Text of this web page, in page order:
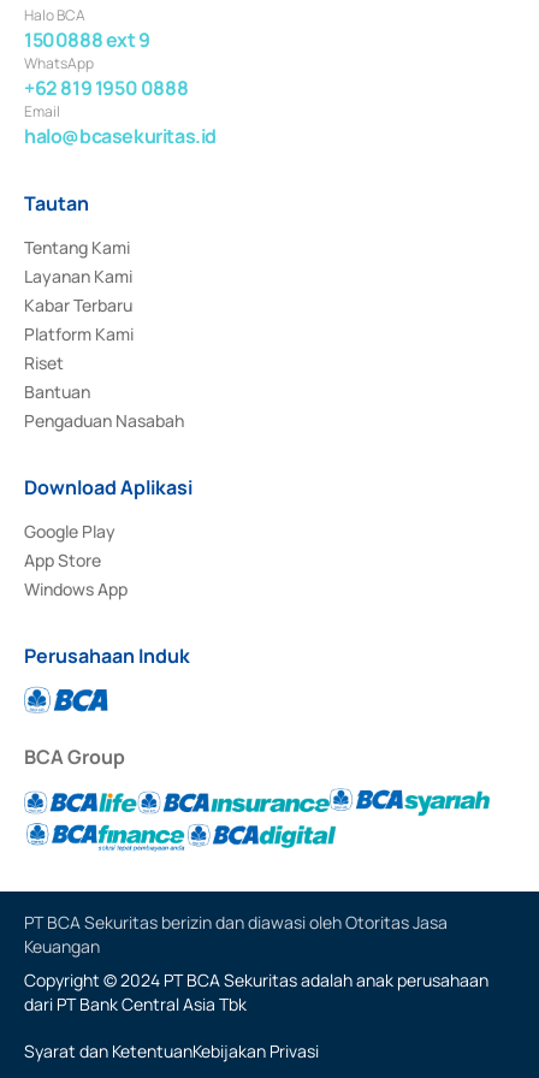
Halo BCA
1500888 ext 9
WhatsApp
+62 819 1950 0888
Email
halo@bcasekuritas.id
Tautan
Tentang Kami
Layanan Kami
Kabar Terbaru
Platform Kami
Riset
Bantuan
Pengaduan Nasabah
Download Aplikasi
Google Play
App Store
Windows App
Perusahaan Induk
BCA Group
PT BCA Sekuritas berizin dan diawasi oleh Otoritas Jasa
Keuangan
Copyright © 2024 PT BCA Sekuritas adalah anak perusahaan
dari PT Bank Central Asia Tbk
Syarat dan KetentuanKebijakan Privasi